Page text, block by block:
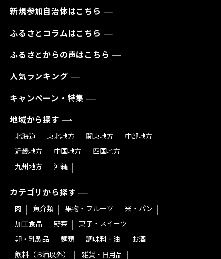
新規参加自治体はこちら
ふるさとコラムはこちら
ふるさとからの声はこちら
人気ランキング
キャンペーン・特集
地域から探す
北海道 東北地方 関東地方
中部地方
近畿地方
中国地方
四国地方
九州地方
沖縄
カテゴリから探す
肉 魚介類 果物・フルーツ
米・パン
加工食品
野菜
菓子・スイーツ
卵・乳製品
麺類 調味料・油
お酒
飲料（お酒以外）
雑貨・日用品